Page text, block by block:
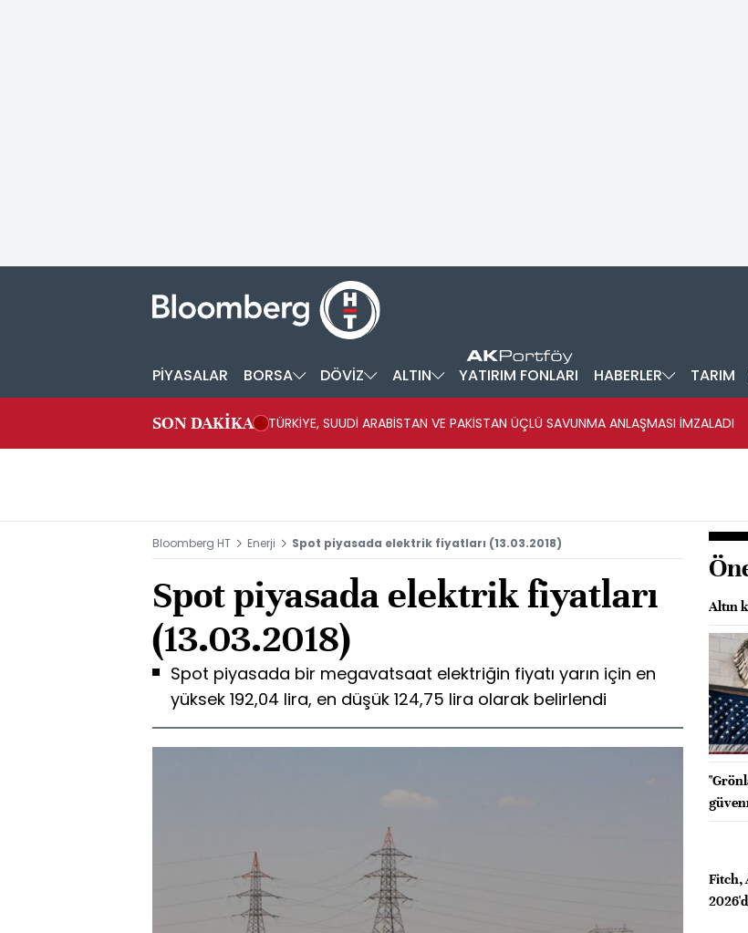
PİYASALAR BORSA DÖVİZ ALTIN YATIRIM FONLARI HABERLER TARIM
SON DAKİKA TÜRKİYE, SUUDİ ARABİSTAN VE PAKİSTAN ÜÇLÜ SAVUNMA ANLAŞMASI İMZALADI
Bloomberg HT Enerji Spot piyasada elektrik fiyatları (13.03.2018)
Spot piyasada elektrik fiyatları
(13.03.2018)
Spot piyasada bir megavatsaat elektriğin fiyatı yarın için en
yüksek 192,04 lira, en düşük 124,75 lira olarak belirlendi
Altın
Fitch,